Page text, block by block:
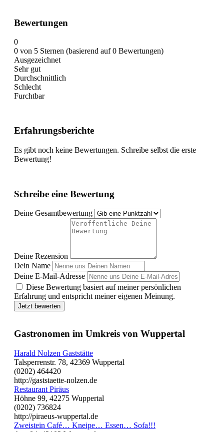
Bewertungen
0
0 von 5 Sternen (basierend auf 0 Bewertungen)
Ausgezeichnet
Sehr gut
Durchschnittlich
Schlecht
Furchtbar
Erfahrungsberichte
Es gibt noch keine Bewertungen. Schreibe selbst die erste
Bewertung!
Schreibe eine Bewertung
Deine Gesamtbewertung
Deine Rezension
Dein Name
Deine E-Mail-Adresse
Diese Bewertung basiert auf meiner persönlichen
Erfahrung und entspricht meiner eigenen Meinung.
Jetzt bewerten
Gastronomen im Umkreis von Wuppertal
Harald Nolzen Gaststätte
Talsperrenstr. 78, 42369 Wuppertal
(0202) 464420
http://gaststaette-nolzen.de
Restaurant Piräus
Höhne 99, 42275 Wuppertal
(0202) 736824
http://piraeus-wuppertal.de
Zweistein Café… Kneipe… Essen… Sofa!!!